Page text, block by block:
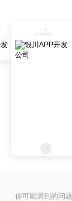
你可能遇到的问题